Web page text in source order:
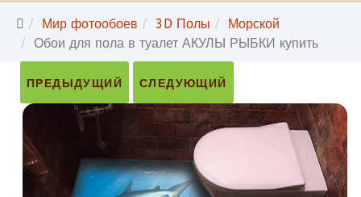
Мир фотообоев 3D Полы
Морской
Обои для пола в туалет АКУЛЫ РЫБКИ купить
ПРЕДЫДУЩИЙ СЛЕДУЮЩИЙ